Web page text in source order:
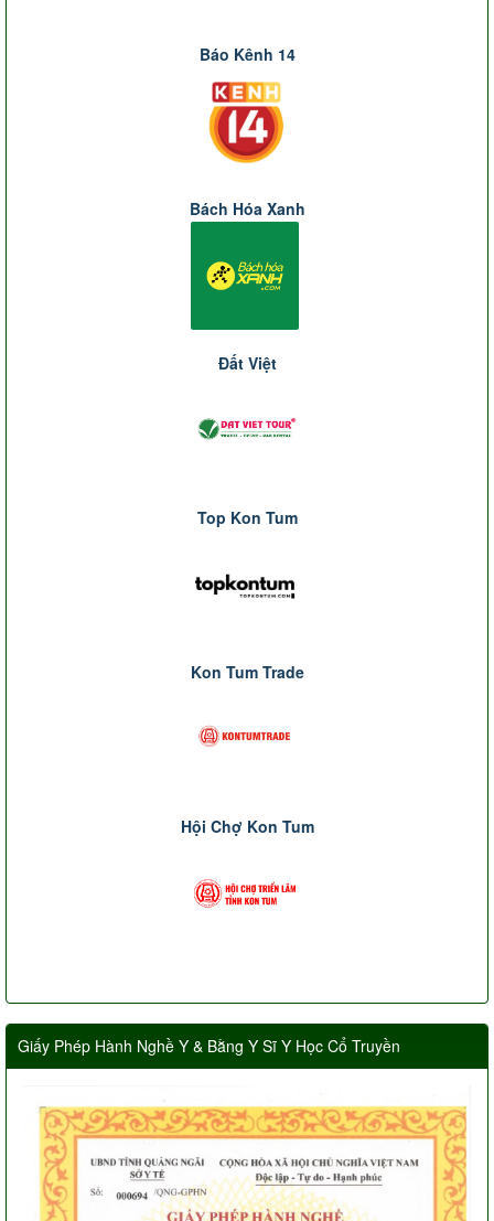
Báo Kênh 14
Bách Hóa Xanh
Đất Việt
Top Kon Tum
Kon Tum Trade
Hội Chợ Kon Tum
Giấy Phép Hành Nghề Y & Bằng Y Sĩ Y Học Cổ Truyền